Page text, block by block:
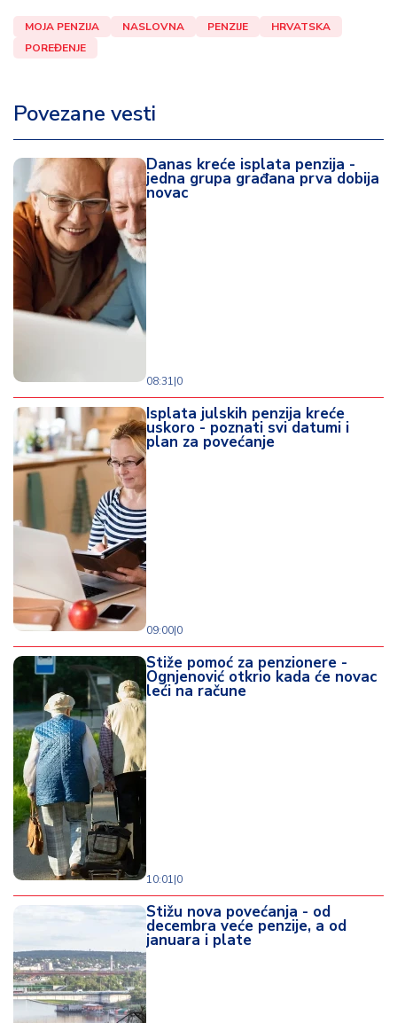
MOJA PENZIJA NASLOVNA PENZIJE
HRVATSKA
POREĐENJE
Povezane vesti
Danas kreće isplata penzija -
jedna grupa građana prva dobija
novac
08:31|0
Isplata julskih penzija kreće
uskoro - poznati svi datumi i
plan za povećanje
09:00|0
Stiže pomoć za penzionere -
Ognjenović otkrio kada će novac
leći na račune
10:01|0
Stižu nova povećanja - od
decembra veće penzije, a od
januara i plate